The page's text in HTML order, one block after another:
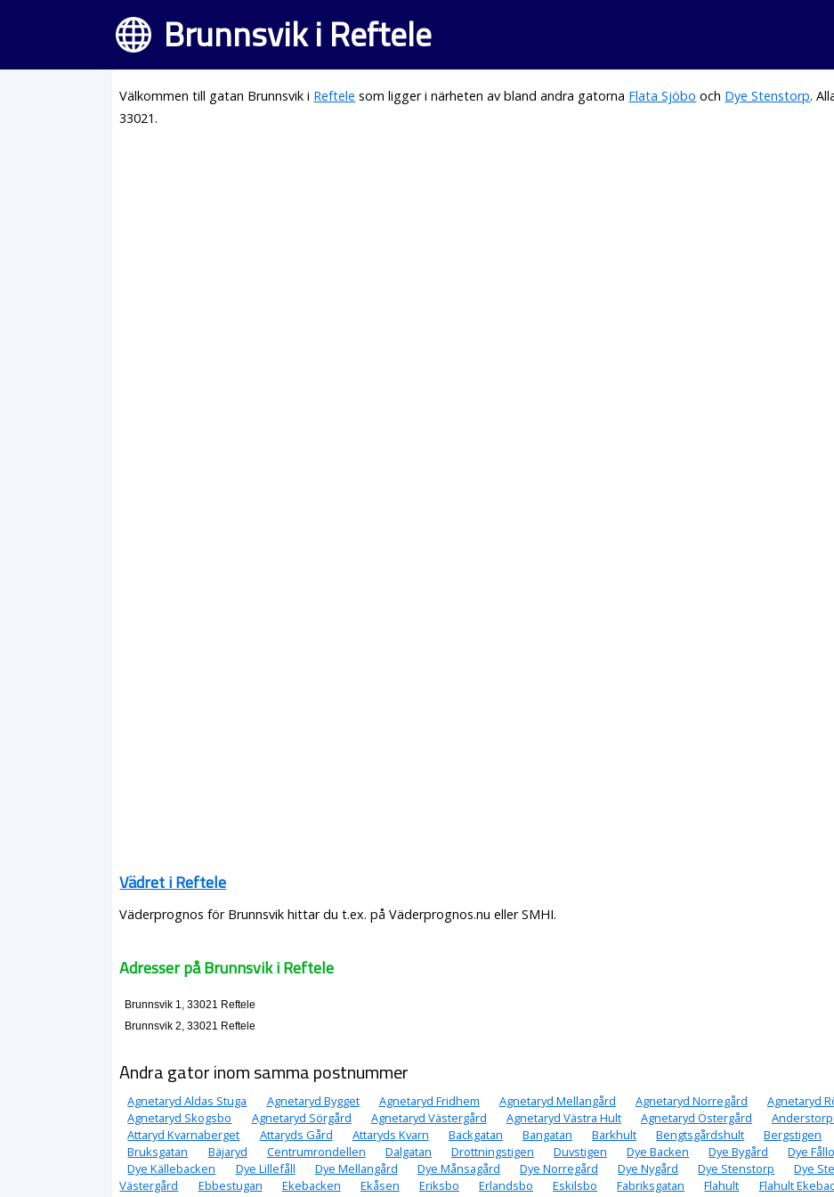
Brunnsvik i Reftele
Välkommen till gatan Brunnsvik i Reftele som ligger i närheten av bland andra gatorna Flata Sjöbo och Dye Stenstorp.
33021.
Vädret i Reftele
Väderprognos för Brunnsvik hittar du t.ex. på Väderprognos.nu eller SMHI.
Adresser på Brunnsvik i Reftele
Brunnsvik 1, 33021 Reftele
Brunnsvik 2, 33021 Reftele
Andra gator inom samma postnummer
Agnetaryd Aldas Stuga Agnetaryd Bygget Agnetaryd Fridhem Agnetaryd Mellangård Agnetaryd Norregård Agnetaryd
Agnetaryd Skogsbo
Agnetaryd Sörgård Agnetaryd Västergård Agnetaryd Västra Hult Agnetaryd Östergård
Attaryd Kvarnaberget
Attaryds Gård Attaryds Kvarn Backgatan Bangatan Barkhult Bengtsgårdshult Bergstigen
Bruksgatan
Bäjaryd Centrumrondellen Dalgatan Drottningstigen Duvstigen Dye Backen Dye Bygård Dye
Dye Källebacken
Dye Lillefåll Dye Mellangård Dye Månsagård Dye Norregård Dye Nygård Dye Stenstorp Dye
Västergård
Ebbestugan Ekebacken Ekåsen Eriksbo Erlandsbo Eskilsbo Fabriksgatan Flahult Flahult